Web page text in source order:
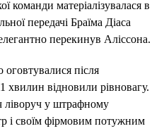
команди матеріалізувалася в
передачі Браїма Діаса
перекинув Аліссона.
після
хвилин відновили рівновагу.
ліворуч у штрафному
і своїм фірмовим потужним